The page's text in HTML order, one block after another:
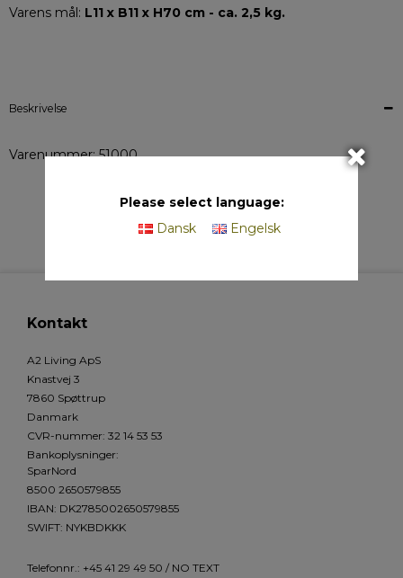
Varens mål: L11 x B11 x H70 cm - ca. 2,5 kg.
Beskrivelse
Varenummer: 51000
Kontakt
A2 Living ApS
Knastvej 3
7860 Spøttrup
Danmark
CVR-nummer: 32 14 53 53
Bankoplysninger:
SparNord
8500 2650579855
IBAN: DK2785002650579855
SWIFT: NYKBDKKK
Telefonnr.: +45 41 29 49 50 / NO TEXT
Please select language:
Dansk
Engelsk